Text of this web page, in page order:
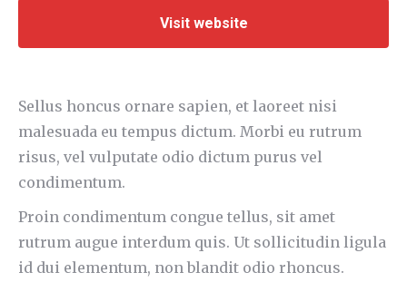
Visit website
Sellus honcus ornare sapien, et laoreet nisi
malesuada eu tempus dictum. Morbi eu rutrum
risus, vel vulputate odio dictum purus vel
condimentum.
Proin condimentum congue tellus, sit amet
rutrum augue interdum quis. Ut sollicitudin ligula
id dui elementum, non blandit odio rhoncus.